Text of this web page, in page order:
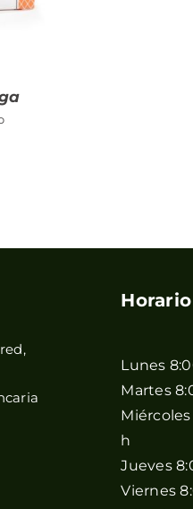
Horario
Lunes
Martes
Miércoles
h
Jueves
Viernes